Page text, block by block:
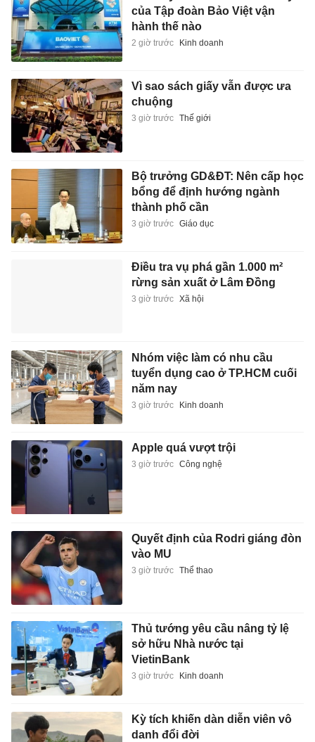
của Tập đoàn Bảo Việt vận
hành thế nào
2 giờ trước Kinh doanh
Vì sao sách giấy vẫn được ưa
chuộng
3 giờ trước Thế giới
Bộ trưởng GD&ĐT: Nên cấp học
bổng để định hướng ngành
thành phố cần
3 giờ trước Giáo dục
Điều tra vụ phá gần 1.000 m²
rừng sản xuất ở Lâm Đồng
3 giờ trước Xã hội
Nhóm việc làm có nhu cầu
tuyển dụng cao ở TP.HCM cuối
năm nay
3 giờ trước Kinh doanh
Apple quá vượt trội
3 giờ trước Công nghệ
Quyết định của Rodri giáng đòn
vào MU
3 giờ trước Thể thao
Thủ tướng yêu cầu nâng tỷ lệ
sở hữu Nhà nước tại
VietinBank
3 giờ trước Kinh doanh
Kỳ tích khiến dàn diễn viên vô
danh đổi đời